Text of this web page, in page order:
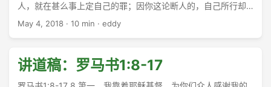
人，就在甚么事上定自己的罪；因你这论断人的，自己所行却
和别人一样。 2 我们知道这样行的人，神必照真理审判他。 3
容、忍耐，不晓得他的恩慈是领你悔改呢？ 5 你竟任着你刚硬
不悔改的心，为自己积蓄忿怒，以致神震怒，显他公义审判的
日子来到。 6 他必照各人的行为报应各人。 7 凡恒心行善、寻
May 4, 2018 · 10 min · eddy
讲道稿：罗马书1:8-17